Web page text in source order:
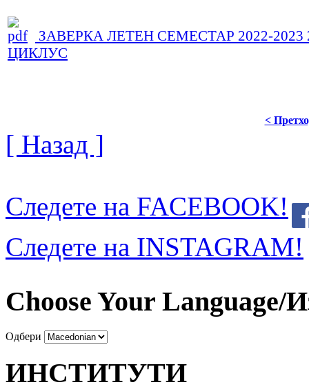
ЗАВЕРКА ЛЕТЕН СЕМЕСТАР 2022-2023
ЦИКЛУС
<
[ Назад ]
Следете на FACEBOOK!
Следете на INSTAGRAM!
Choose Your Language/
Одбери
ИНСТИТУТИ